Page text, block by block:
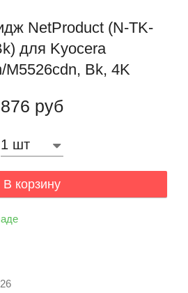
NetProduct (N-TK-
для Kyocera
M5526cdn, Bk, 4K
876 руб
В корзину